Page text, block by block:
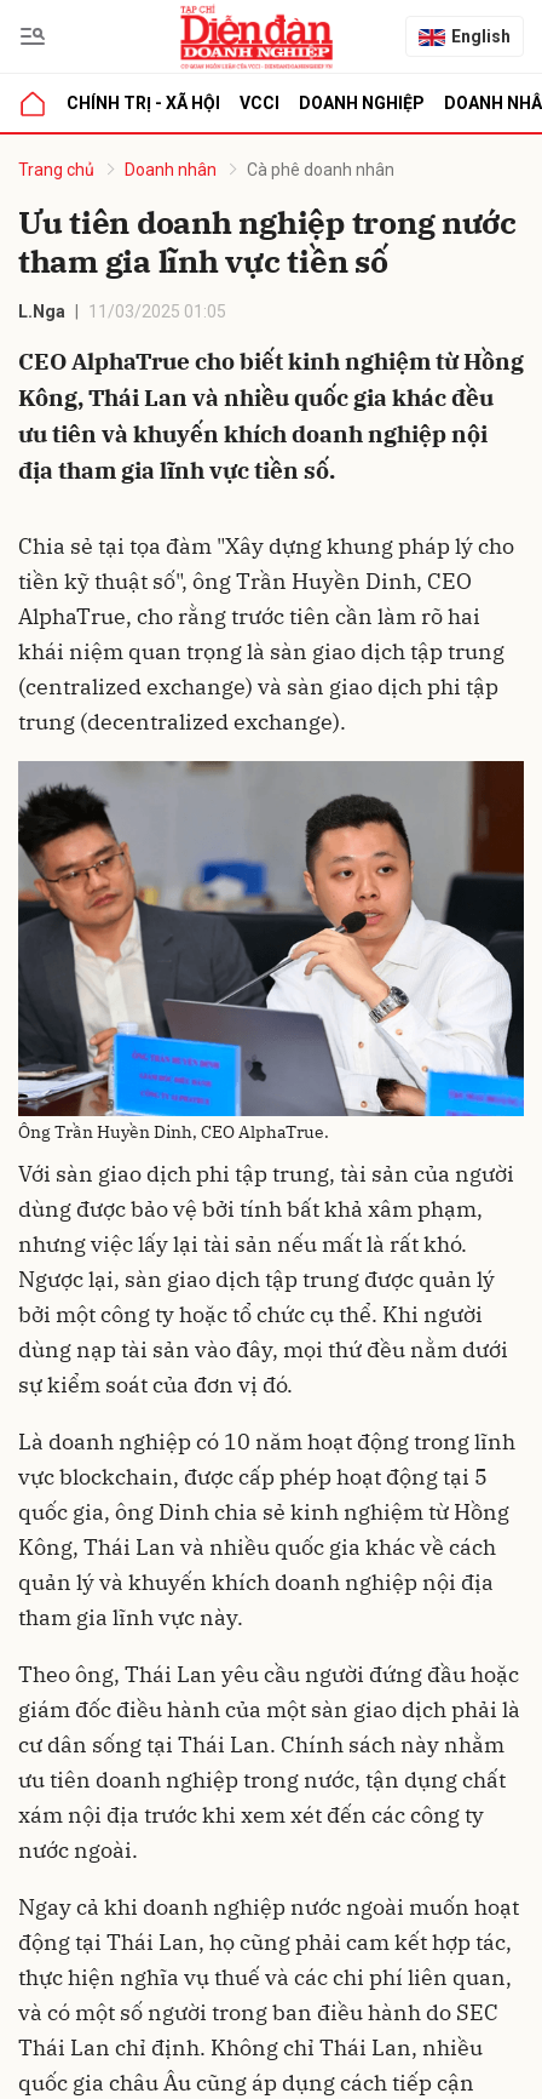
English
CHÍNH TRỊ - XÃ HỘI VCCI DOANH NGHIỆP DOANH
Trang chủ Doanh nhân Cà phê doanh nhân
Ưu tiên doanh nghiệp trong nước
tham gia lĩnh vực tiền số
L.Nga 11/03/2025 01:05
CEO AlphaTrue cho biết kinh nghiệm từ Hồng
Kông, Thái Lan và nhiều quốc gia khác đều
ưu tiên và khuyến khích doanh nghiệp nội
địa tham gia lĩnh vực tiền số.
Chia sẻ tại tọa đàm "Xây dựng khung pháp lý cho
tiền kỹ thuật số", ông Trần Huyền Dinh, CEO
AlphaTrue, cho rằng trước tiên cần làm rõ hai
khái niệm quan trọng là sàn giao dịch tập trung
(centralized exchange) và sàn giao dịch phi tập
trung (decentralized exchange).
Ông Trần Huyền Dinh, CEO AlphaTrue.
Với sàn giao dịch phi tập trung, tài sản của người
dùng được bảo vệ bởi tính bất khả xâm phạm,
nhưng việc lấy lại tài sản nếu mất là rất khó.
Ngược lại, sàn giao dịch tập trung được quản lý
bởi một công ty hoặc tổ chức cụ thể. Khi người
dùng nạp tài sản vào đây, mọi thứ đều nằm dưới
sự kiểm soát của đơn vị đó.
Là doanh nghiệp có 10 năm hoạt động trong lĩnh
vực blockchain, được cấp phép hoạt động tại 5
quốc gia, ông Dinh chia sẻ kinh nghiệm từ Hồng
Kông, Thái Lan và nhiều quốc gia khác về cách
quản lý và khuyến khích doanh nghiệp nội địa
tham gia lĩnh vực này.
Theo ông, Thái Lan yêu cầu người đứng đầu hoặc
giám đốc điều hành của một sàn giao dịch phải là
cư dân sống tại Thái Lan. Chính sách này nhằm
ưu tiên doanh nghiệp trong nước, tận dụng chất
xám nội địa trước khi xem xét đến các công ty
nước ngoài.
Ngay cả khi doanh nghiệp nước ngoài muốn hoạt
động tại Thái Lan, họ cũng phải cam kết hợp tác,
thực hiện nghĩa vụ thuế và các chi phí liên quan,
và có một số người trong ban điều hành do SEC
Thái Lan chỉ định. Không chỉ Thái Lan, nhiều
quốc gia châu Âu cũng áp dụng cách tiếp cận
luận
Hủy